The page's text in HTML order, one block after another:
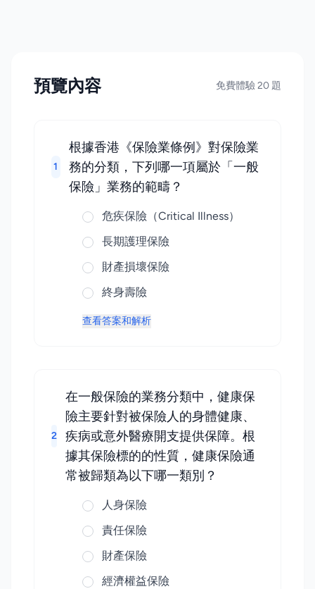
預覽內容 免費體驗 20 題
1
根據香港《保險業條例》對保險業
務的分類，下列哪一項屬於「一般
保險」業務的範疇？
危疾保險（Critical Illness）
長期護理保險
財產損壞保險
終身壽險
查看答案和解析
2
在一般保險的業務分類中，健康保
險主要針對被保險人的身體健康、
疾病或意外醫療開支提供保障。根
據其保險標的的性質，健康保險通
常被歸類為以下哪一類別？
人身保險
責任保險
財產保險
經濟權益保險